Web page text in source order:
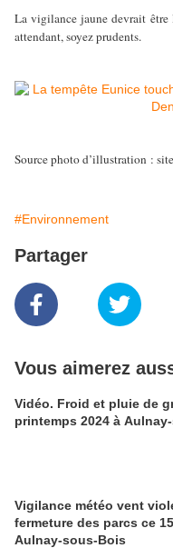
La vigilance jaune devrait être
attendant, soyez prudents.
Source photo d’illustration :
#Environnement
Partager
Vous aimerez
Vidéo. Froid et pluie de
printemps 2024 à
Vigilance météo vent
fermeture des parcs ce
Aulnay-sous-Bois